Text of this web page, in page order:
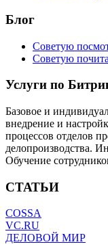
Блог
Советую
Советую
Услуги по
Базовое и
внедрение и
процессов отделов
делопроизводства.
Обучение
СТАТЬИ
COSSA
VC.RU
ДЕЛОВОЙ МИР